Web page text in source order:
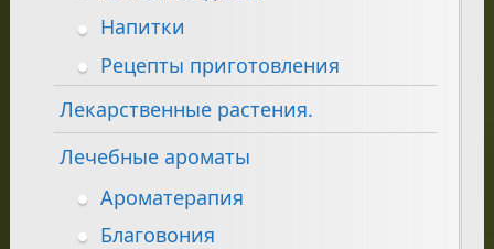
Напитки
Рецепты приготовления
Лекарственные растения.
Лечебные ароматы
Ароматерапия
Благовония